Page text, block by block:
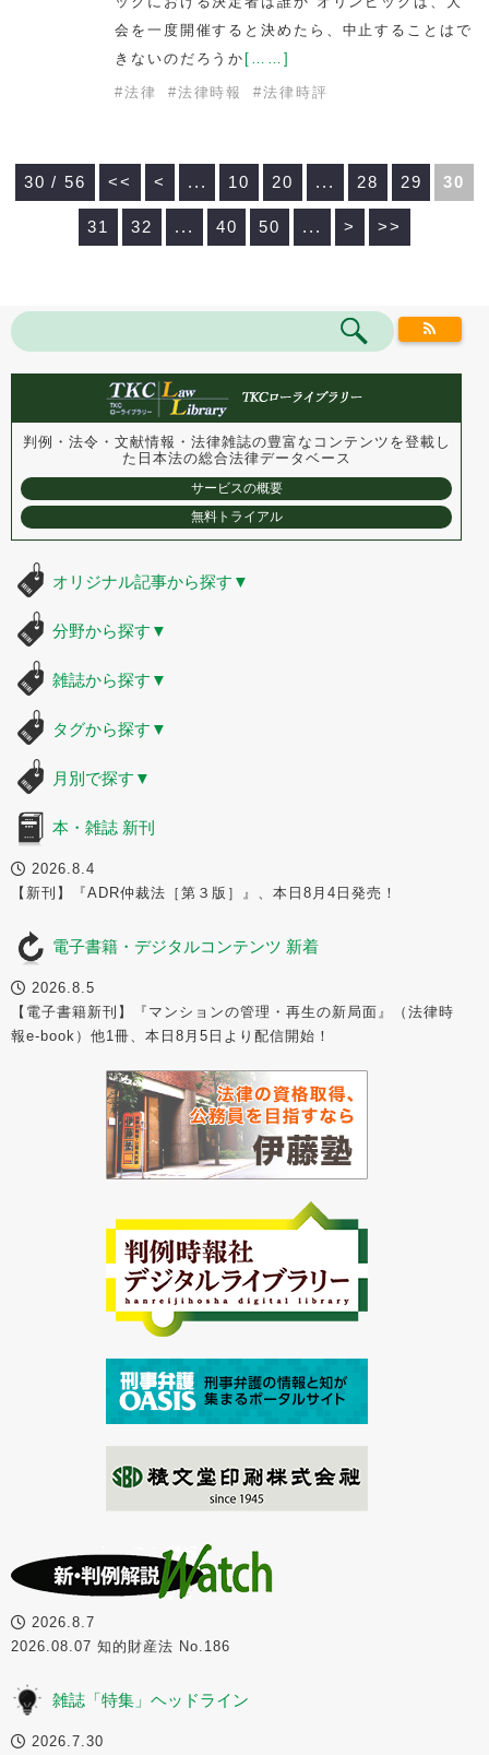
会を一度開催すると決めたら、中止することはで
きないのだろうか [……]
#法律 #法律時報 #法律時評
30 / 56 << < ... 10 20 ... 28 29 30
31 32 ... 40 50 ... > >>
判例・法令・文献情報・法律雑誌の豊富なコンテンツを登載し
た 日本法の総合法律データベース
サービスの概要
無料トライアル
オリジナル記事から探す ▼
分野から探す ▼
雑誌から探す ▼
タグから探す ▼
月別で探す ▼
本・雑誌 新刊
2026.8.4
【新刊】『ADR仲裁法［第３版］』、本日8月4日発売！
電子書籍・デジタルコンテンツ 新着
2026.8.5
【電子書籍新刊】『マンションの管理・再生の新局面』（法律時
報e-book）他1冊、本日8月5日より配信開始！
2026.8.7
2026.08.07 知的財産法 No.186
雑誌「特集」ヘッドライン
2026.7.30